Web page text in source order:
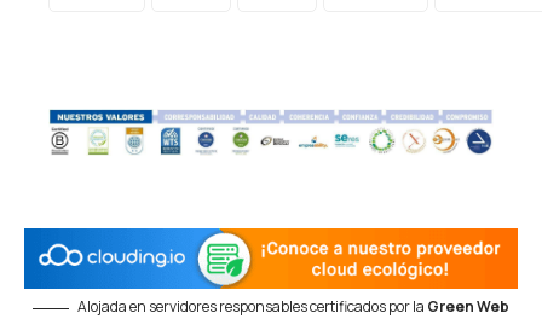
Alojada en servidores responsables certificados por la Green Web